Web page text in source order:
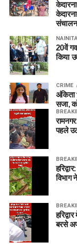
20वें
किया
CRIME
अंकिता
सजा,
पहले
विभाग
बरसे